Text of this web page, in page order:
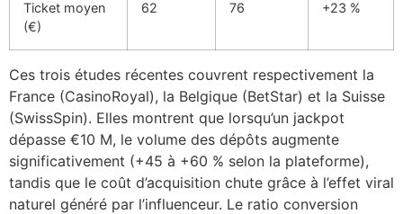
Ticket moyen
(€)
62 76 +23 %
Ces trois études récentes couvrent respectivement la
France (CasinoRoyal), la Belgique (BetStar) et la Suisse
(SwissSpin). Elles montrent que lorsqu’un jackpot
dépasse €10 M, le volume des dépôts augmente
significativement (+45 à +60 % selon la plateforme),
tandis que le coût d’acquisition chute grâce à l’effet viral
naturel généré par l’influenceur. Le ratio conversion